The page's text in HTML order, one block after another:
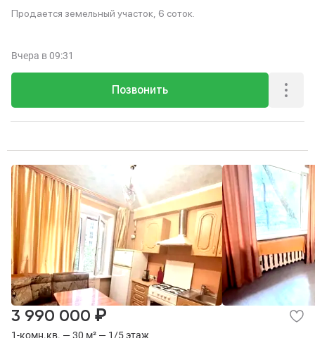
Продается земельный участок, 6 соток.
Позвонить
Вчера в 09:31
1-комн.кв. — 30 м² — 1/5 этаж
3 990 000 ₽